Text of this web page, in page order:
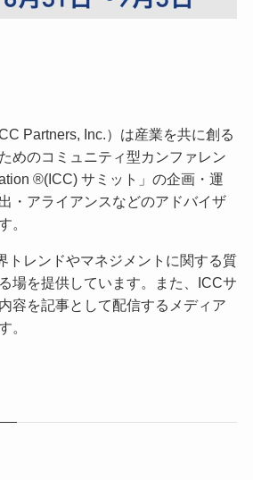
Partners, Inc.）は産業を共に創る
めのコミュニティ型カンファレン
®(ICC) サミット」の企画・運
・アライアンスなどのアドバイザ
。
トレンドやマネジメントに関する質
場を提供しています。また、ICCサ
容を記事として配信するメディア
。